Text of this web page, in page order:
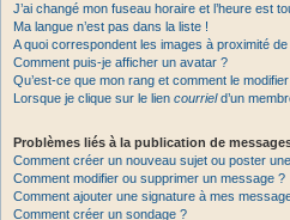
J’ai changé mon fuseau horaire et l’heure est
Ma langue n’est pas dans la liste !
A quoi correspondent les images à proximité de
Comment puis-je afficher un avatar ?
Qu’est-ce que mon rang et comment le
Lorsque je clique sur le lien courrield’un
Problèmes liés à la publication de
Comment créer un nouveau sujet ou poster
Comment modifier ou supprimer un message ?
Comment ajouter une signature à mes
Comment créer un sondage ?